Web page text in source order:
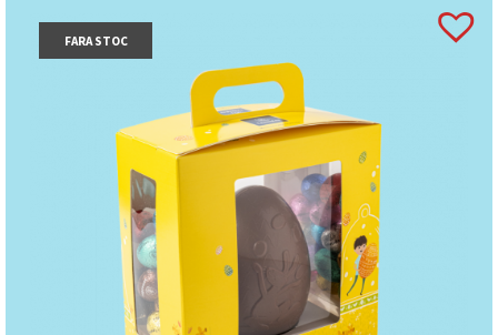
FARA STOC